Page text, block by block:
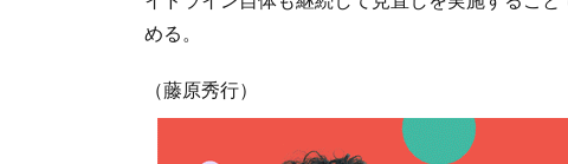
める。
（藤原秀行）